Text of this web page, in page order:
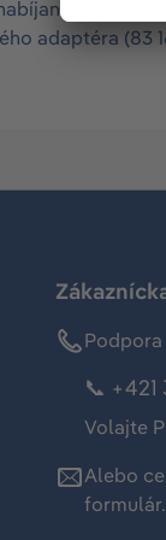
adaptéra (83
📞
Volajte
Alebo
formulár.